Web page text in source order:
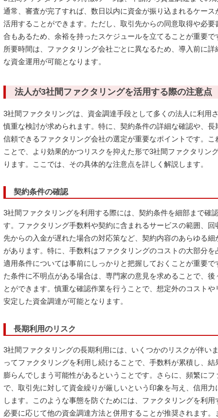
通常、審査が完了すれば、数日以内に資金が振り込まれるケー
活用することができます。ただし、取引先からの同意取得や必
合もあるため、余裕を持ったスケジュールを立てることが重要
所要時間は、ファクタリング会社ごとに異なるため、導入前に
な資金運用が可能となります。
法人が3社間ファクタリングを活用する際の注意点
3社間ファクタリングは、資金調達手段として多くの法人に利用
慎重な検討が求められます。特に、契約条件の詳細な確認や、
信頼できるファクタリング会社の選定が重要なポイントです。
ことで、より効果的かつリスクを抑えた形で3社間ファクタリン
ります。ここでは、その具体的な注意点を詳しく解説します。
契約条件の確認
3社間ファクタリングを利用する際には、契約条件を細部まで確
す。ファクタリング手数料や契約に含まれるサービスの範囲、
先からの入金が遅れた場合の対応策など、契約内容のあらゆる
があります。特に、手数料はファクタリングのコストの大部分
適用条件については事前にしっかりと把握しておくことが重要
た条件に不明点がある場合は、専門家の意見を求めることで、
とができます。慎重な確認作業を行うことで、想定外のコスト
安定した資金調達が可能となります。
長期利用のリスク
3社間ファクタリングの長期利用には、いくつかのリスクが伴い
ってファクタリングを利用し続けることで、手数料が累積し、
膨らんでしまう可能性があるということです。さらに、頻繁に
で、取引先に対して資金繰りが厳しいという印象を与え、信用
します。このような事態を防ぐためには、ファクタリングを利
必要に応じて他の資金調達方法と併用することが推奨されます